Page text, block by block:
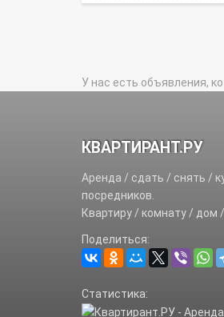
У нас есть объявления,
КВАРТИРАНТ.РУ
Аренда / сдать / снять /
посредников.
Квартиру / комнату / дом
Поделиться:
Статистика: